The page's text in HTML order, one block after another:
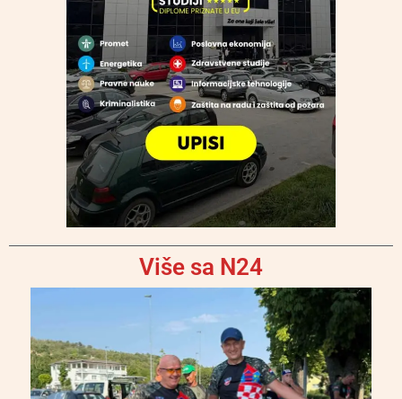
Više sa N24